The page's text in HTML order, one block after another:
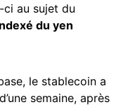
au sujet du
du yen
le stablecoin a
semaine, après